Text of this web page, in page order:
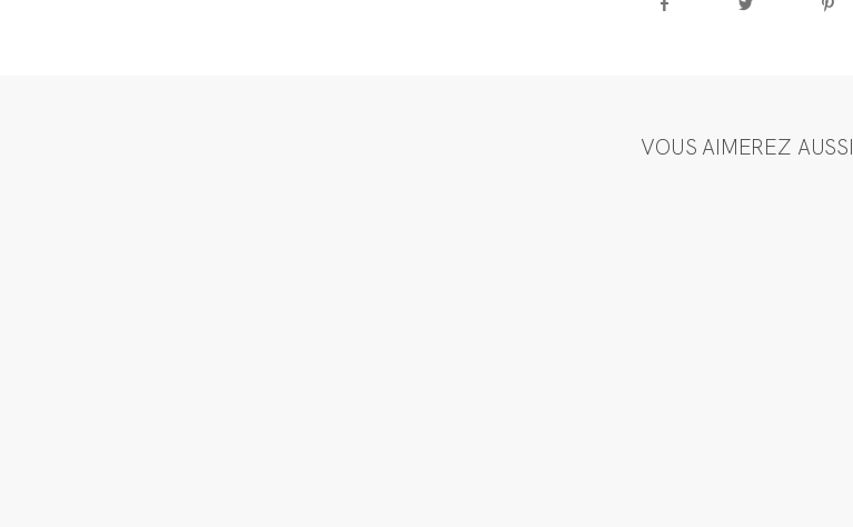
VOUS AIMEREZ AUSSI